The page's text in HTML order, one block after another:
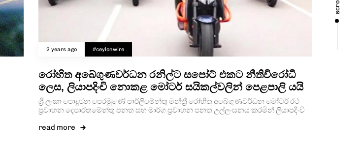
scroll
2 years ago #ceylonwire
රෝහිත අබේගුණවර්ධන රනිල්ට සපෝට් එකට නීතිවිරෝධී
ලෙස, ලියාපදිංචි නොකළ මෝටර් සයිකල්වලින් පෙළපාලි යයි
ශ්‍රී ලංකා පොදුජන පෙරමුණේ පාර්ලිමේන්තු මන්ත්‍රී රෝහිත අබේගුණවර්ධන මෝටර් රථ
ප්‍රවාහන දෙපාර්තමේන්තු පනත සහ මාර්ග ප්‍රවාහන පනත උල්ලංඝනය කරමින් ලියාපදිංචි
read more